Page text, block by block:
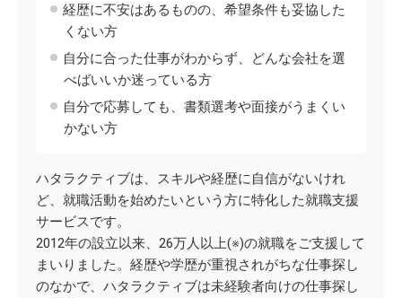
経歴に不安はあるものの、希望条件も妥協した
くない方
自分に合った仕事がわからず、どんな会社を選
べばいいか迷っている方
自分で応募しても、書類選考や面接がうまくい
かない方
ハタラクティブは、スキルや経歴に自信がないけれ
ど、就職活動を始めたいという方に特化した就職支援
サービスです。
2012年の設立以来、26万人以上(※)の就職をご支援して
まいりました。経歴や学歴が重視されがちな仕事探し
のなかで、ハタラクティブは未経験者向けの仕事探し